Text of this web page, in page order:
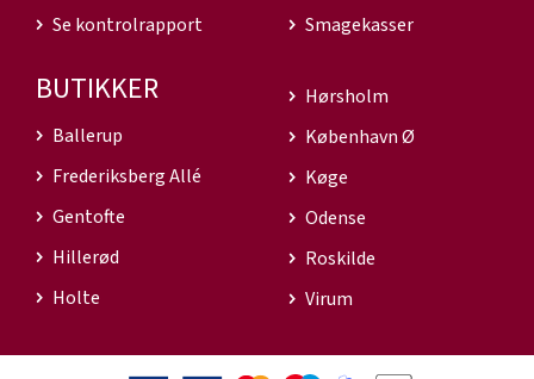
Se kontrolrapport
Smagekasser
BUTIKKER
Ballerup
Frederiksberg Allé
Gentofte
Hillerød
Holte
Hørsholm
København Ø
Køge
Odense
Roskilde
Virum